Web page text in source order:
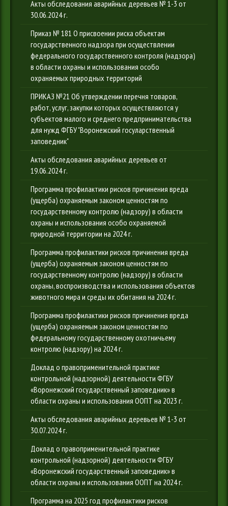
Акты обследования аварийных деревьев № 1-3 от
30.06.2024 г.
Приказ № 181 О присвоении риска объектам
государственного надзора при осуществлении
федерального государственного контроля (надзора)
в области охраны и использования особо
охраняемых природных территорий
ПРИКАЗ №21 Об утверждении перечня товаров,
работ, услуг, закупки которых осуществляются у
субъектов малого и среднего предпринимательства
для нужд ФГБУ "Воронежский госуларственный
заповедник"
Акты обследования аварийных деревьев от
19.06.2024 г.
Программа профилактики рисков причинения вреда
(ущерба) охраняемым законом ценностям по
государственному контролю (надзору) в области
охраны и использования особо охраняемой
природной территории на 2024 г.
Программа профилактики рисков причинения вреда
(ущерба) охраняемым законом ценностям по
государственному контролю (надзору) в области
охраны, воспроизводства и использования объектов
животного мира и среды их обитания на 2024 г.
Программа профилактики рисков причинения вреда
(ущерба) охраняемым законом ценностям по
федеральному государственному охотничьему
контролю (надзору) на 2024 г.
Доклад о правоприменительной практике
контрольной (надзорной) деятельности ФГБУ
«Воронежский государственный заповедник» в
области охраны и использования ООПТ на 2023 г.
Акты обследования аварийных деревьев № 1-3 от
30.07.2024 г.
Доклад о правоприменительной практике
контрольной (надзорной) деятельности ФГБУ
«Воронежский государственный заповедник» в
области охраны и использования ООПТ на 2024 г.
Программа на 2025 год профилактики рисков